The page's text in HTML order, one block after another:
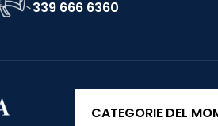
339 666 6360
CATEGORIE DEL